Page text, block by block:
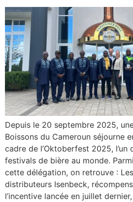
Depuis le 20 septembre 2025,
Boissons du Cameroun séjourne
cadre de l’Oktoberfest 2025, l’un
festivals de bière au monde.
cette délégation, on retrouve :
distributeurs Isenbeck,
l’incentive lancée en juillet